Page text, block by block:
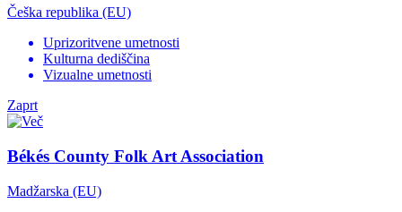
Češka republika (EU)
Uprizoritvene umetnosti
Kulturna dediščina
Vizualne umetnosti
Zaprt
Békés County Folk Art Association
Madžarska (EU)